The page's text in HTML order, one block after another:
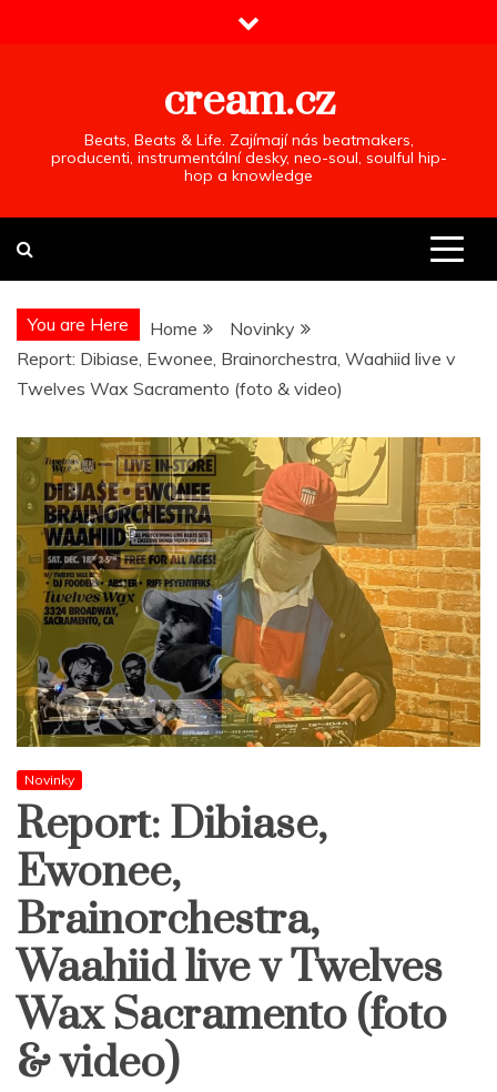
cream.cz
Beats, Beats & Life. Zajímají nás beatmakers,
producenti, instrumentální desky, neo-soul, soulful hip-
hop a knowledge
You are Here Home
Novinky
Report: Dibiase, Ewonee, Brainorchestra, Waahiid live v
Twelves Wax Sacramento (foto & video)
Novinky
Report: Dibiase,
Ewonee,
Brainorchestra,
Waahiid live v Twelves
Wax Sacramento (foto
& video)